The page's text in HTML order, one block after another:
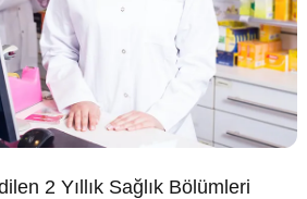
2 Yıllık Sağlık Bölümleri